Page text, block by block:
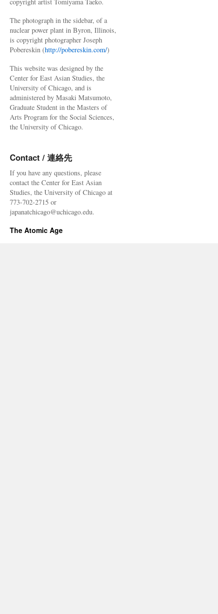
The photograph in the sidebar, of a
nuclear power plant in Byron, Illinois,
is copyright photographer Joseph
Pobereskin (http://pobereskin.com/)
This website was designed by the
Center for East Asian Studies, the
University of Chicago, and is
administered by Masaki Matsumoto,
Graduate Student in the Masters of
Arts Program for the Social Sciences,
the University of Chicago.
Contact / 連絡先
If you have any questions, please
contact the Center for East Asian
Studies, the University of Chicago at
773-702-2715 or
japanatchicago@uchicago.edu.
The Atomic Age